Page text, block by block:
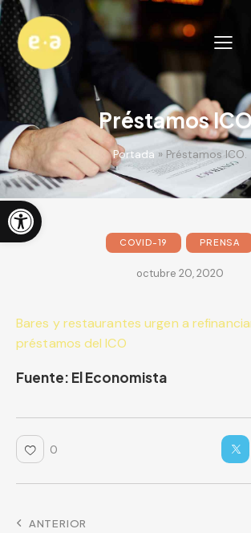
Abrir barra de herramientas
Préstamos
Portada » Préstamos ICO.
COVID-19 PRENSA
octubre 20, 2020
Bares y restaurantes urgen a
préstamos del ICO
Fuente: El Economista
0
ANTERIOR